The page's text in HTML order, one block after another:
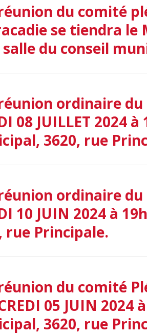
du comité
se tiendra le
salle du conseil
ordinaire
08 JUILLET 2024
3620, rue
ordinaire
10 JUIN 2024 à
rue Principale.
du comité
05 JUIN
3620, rue